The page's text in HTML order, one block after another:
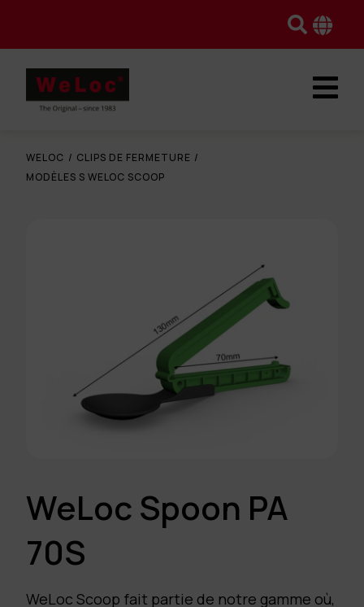
WELOC / CLIPS DE FERMETURE /
MODÈLES S WELOC SCOOP
WeLoc Spoon PA
70S
WeLoc Scoop fait partie de notre gamme où,